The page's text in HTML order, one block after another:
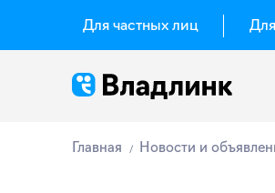
Для частных лиц
Главная Новости и